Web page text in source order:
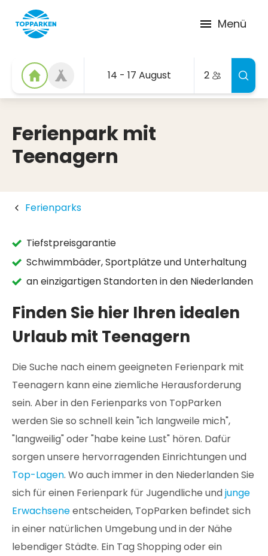
Menü
14 - 17 August 2
Ferienpark mit
Teenagern
Ferienparks
Tiefstpreisgarantie
Schwimmbäder, Sportplätze und Unterhaltung
an einzigartigen Standorten in den Niederlanden
Finden Sie hier Ihren idealen
Urlaub mit Teenagern
Die Suche nach einem geeigneten Ferienpark mit
Teenagern kann eine ziemliche Herausforderung
sein. Aber in den Ferienparks von TopParken
werden Sie so schnell kein "ich langweile mich",
"langweilig" oder "habe keine Lust" hören. Dafür
sorgen unsere hervorragenden Einrichtungen und
Top-Lagen. Wo auch immer in den Niederlanden Sie
sich für einen Ferienpark für Jugendliche undjunge
Erwachseneentscheiden, TopParken befindet sich
in einer natürlichen Umgebung und in der Nähe
lebendiger Städte. Ein Tag Shopping oder ein